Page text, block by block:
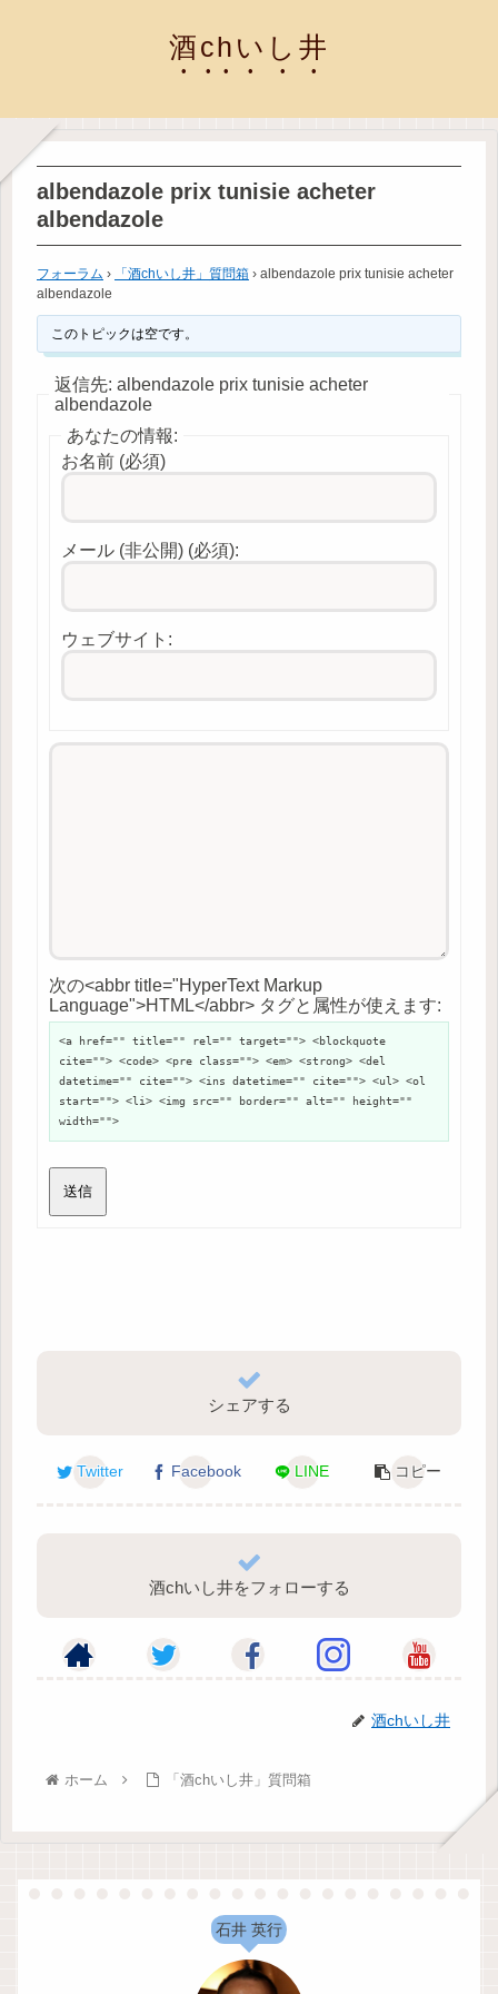
酒chいし井
albendazole prix tunisie acheter
albendazole
フォーラム › 「酒chいし井」質問箱 › albendazole prix tunisie acheter
albendazole
このトピックは空です。
返信先: albendazole prix tunisie acheter
albendazole
あなたの情報:
お名前 (必須)
メール (非公開) (必須):
ウェブサイト:
次の<abbr title="HyperText Markup
Language">HTML</abbr> タグと属性が使えます:
<a href="" title="" rel="" target=""> <blockquote
cite=""> <code> <pre class=""> <em> <strong> <del
datetime="" cite=""> <ins datetime="" cite=""> <ul> <ol
start=""> <li> <img src="" border="" alt="" height=""
width="">
送信
シェアする
Twitter Facebook LINE コピー
酒chいし井をフォローする
酒chいし井
ホーム 「酒chいし井」質問箱
石井 英行